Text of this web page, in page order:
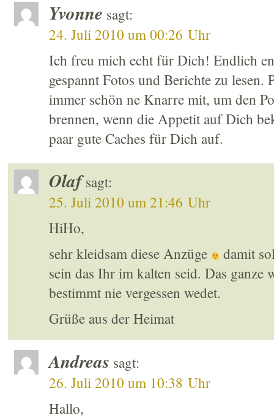
Yvonne sagt:
24. Juli 2010 um 00:26 Uhr
Ich freu mich echt für Dich! Endlich
gespannt Fotos und Berichte zu
immer schön ne Knarre mit, um den
brennen, wenn die Appetit auf Dich
paar gute Caches für Dich auf.
Olaf sagt:
25. Juli 2010 um 21:46 Uhr
HiHo,
sehr kleidsam diese Anzüge
damit
sein das Ihr im kalten seid. Das
bestimmt nie vergessen wedet.
Grüße aus der Heimat
Andreas sagt:
26. Juli 2010 um 10:38 Uhr
Hallo,